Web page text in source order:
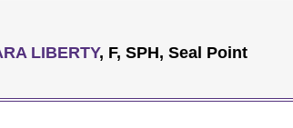
LIBERTY, F, SPH, Seal Point